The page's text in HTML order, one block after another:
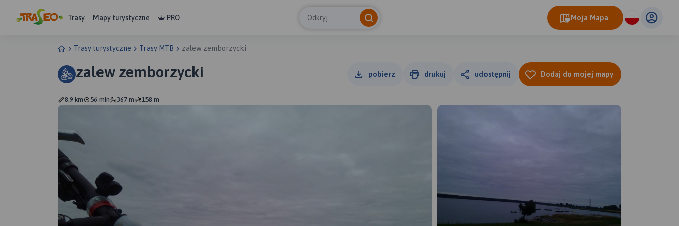
Trasy Mapy turystyczne PRO Odkryj Moja Mapa
Trasy turystyczne Trasy MTB zalew zemborzycki
zalew zemborzycki pobierz drukuj udostępnij Dodaj do mojej mapy
8.9 km 56 min 367 m 158 m